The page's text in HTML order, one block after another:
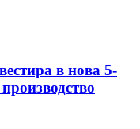
в нова 5-